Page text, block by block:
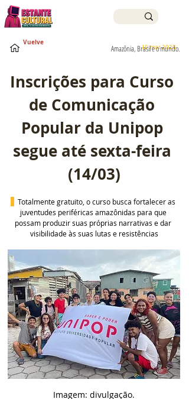
10 mar 2025
Amazônia, Brasil e o mundo.
Vuelve
Inscrições para Curso
de Comunicação
Popular da Unipop
segue até sexta-feira
(14/03)
Totalmente gratuito, o curso busca fortalecer as
juventudes periféricas amazônidas para que
possam produzir suas próprias narrativas e dar
visibilidade às suas lutas e resistências
Imagem: divulgação.